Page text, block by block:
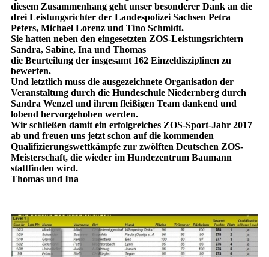
diesem Zusammenhang geht unser besonderer Dank an die
drei Leistungsrichter der Landespolizei Sachsen Petra
Peters, Michael Lorenz und Tino Schmidt.
Sie hatten neben den eingesetzten ZOS-Leistungsrichtern
Sandra, Sabine, Ina und Thomas
die Beurteilung der insgesamt 162 Einzeldisziplinen zu
bewerten.
Und letztlich muss die ausgezeichnete Organisation der
Veranstaltung durch die Hundeschule Niedernberg durch
Sandra Wenzel und ihrem fleißigen Team dankend und
lobend hervorgehoben werden.
Wir schließen damit ein erfolgreiches ZOS-Sport-Jahr 2017
ab und freuen uns jetzt schon auf die kommenden
Qualifizierungswettkämpfe zur zwölften Deutschen ZOS-
Meisterschaft, die wieder im Hundezentrum Baumann
stattfinden wird.
Thomas und Ina